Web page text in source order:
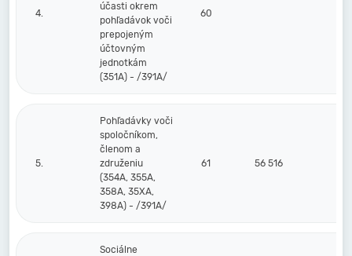
4.
účasti okrem
pohľadávok voči
prepojeným
účtovným
jednotkám
(351A) - /391A/
60
5.
Pohľadávky voči
spoločníkom,
členom a
združeniu
(354A, 355A,
358A, 35XA,
398A) - /391A/
61 56 516
Sociálne